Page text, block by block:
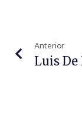
Anterior